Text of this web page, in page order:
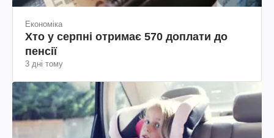
Економіка
Хто у серпні отримає 570 доплати до
пенсії
3 дні тому